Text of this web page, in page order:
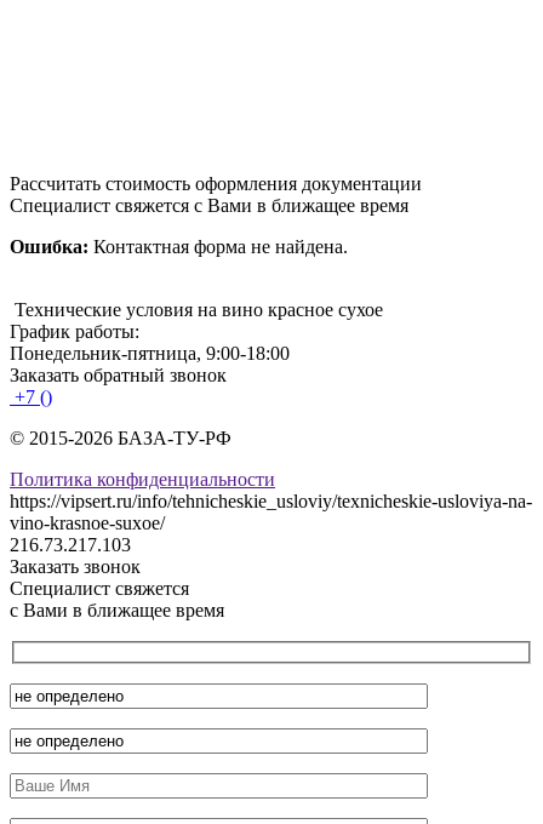
Рассчитать стоимость оформления документации
Специалист свяжется с Вами в ближащее время
Ошибка: Контактная форма не найдена.
Технические условия на вино красное сухое
График работы:
Понедельник-пятница, 9:00-18:00
Заказать обратный звонок
+7 ()
© 2015-2026 БАЗА-ТУ-РФ
Политика конфиденциальности
https://vipsert.ru/info/tehnicheskie_usloviy/texnicheskie-usloviya-na-
vino-krasnoe-suxoe/
216.73.217.103
Заказать звонок
Специалист свяжется
с Вами в ближащее время